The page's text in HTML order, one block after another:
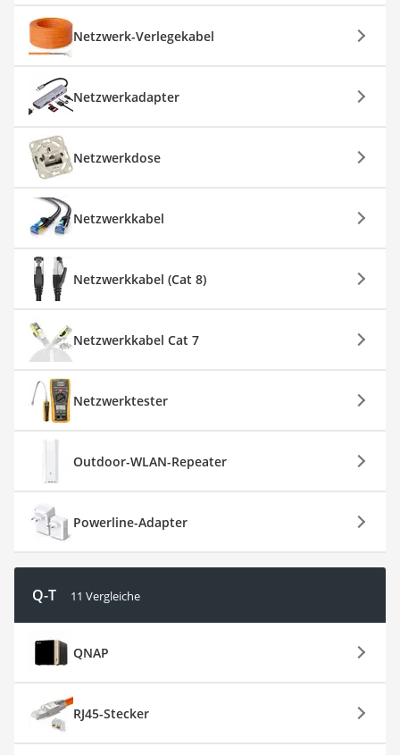
Netzwerk-Verlegekabel
Netzwerkadapter
Netzwerkdose
Netzwerkkabel
Netzwerkkabel (Cat 8)
Netzwerkkabel Cat 7
Netzwerktester
Outdoor-WLAN-Repeater
Powerline-Adapter
Q-T 11 Vergleiche
QNAP
RJ45-Stecker